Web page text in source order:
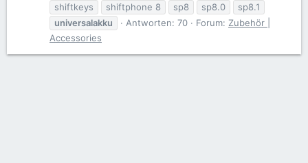
shiftkeys
shiftphone 8 sp8 sp8.0
sp8.1
universalakku
Antworten: 70 Forum: Zubehör |
Accessories